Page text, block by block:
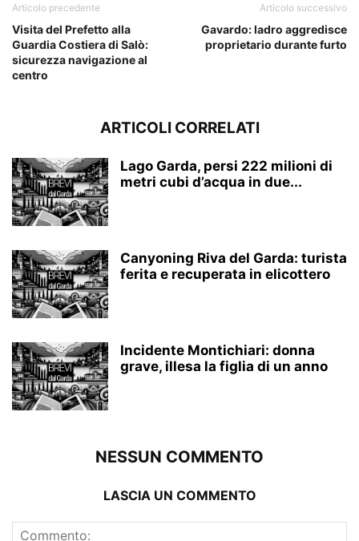
Articolo precedente
Visita del Prefetto alla
Guardia Costiera di Salò:
sicurezza navigazione al
centro
Articolo successivo
Gavardo: ladro aggredisce
proprietario durante furto
ARTICOLI CORRELATI
Lago Garda, persi 222 milioni di
metri cubi d’acqua in due...
Canyoning Riva del Garda: turista
ferita e recuperata in elicottero
Incidente Montichiari: donna
grave, illesa la figlia di un anno
NESSUN COMMENTO
LASCIA UN COMMENTO